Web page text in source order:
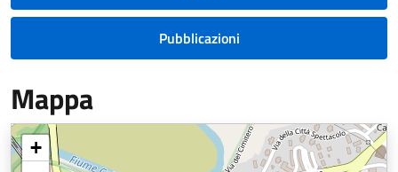
Pubblicazioni
Mappa
+